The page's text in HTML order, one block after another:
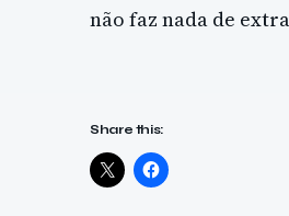
não faz nada de
Share this: